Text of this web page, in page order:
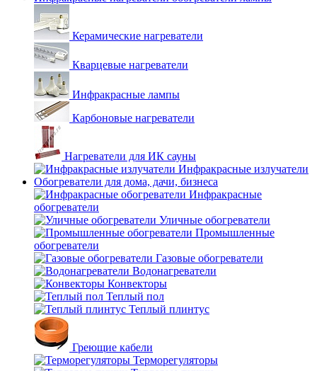
Керамические нагреватели
Кварцевые нагреватели
Инфракрасные лампы
Карбоновые нагреватели
Нагреватели для ИК сауны
Инфракрасные излучатели
Обогреватели для дома, дачи, бизнеса
Инфракрасные
обогреватели
Уличные обогреватели
Промышленные
обогреватели
Газовые обогреватели
Водонагреватели
Конвекторы
Теплый пол
Теплый плинтус
Греющие кабели
Терморегуляторы